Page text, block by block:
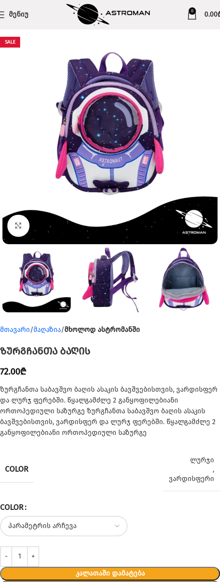
ᲛᲔᲜᲘᲣ 0 0.00
SALE
Click to enlarge
მთავარი მაღაზია მხოლოდ ასტრომანში
ზურგჩანთა ბაღის
72.00₾
ზურგჩანთა საბავშვო ბაღის ასაკის ბავშვებისთვის, ვარდისფერ
და ლურჯ ფერებში. წყალგამძლე 2 განყოფილებიანი
ორთოპედიული საზურგე ზურგჩანთა საბავშვო ბაღის ასაკის
ბავშვებისთვის, ვარდისფერ და ლურჯ ფერებში. წყალგამძლე 2
განყოფილებიანი ორთოპედიული საზურგე
COLOR
ლურჯი
,
ვარდისფერი
COLOR
ᲙᲐᲚᲐᲗᲐᲨᲘ ᲓᲐᲛᲐᲢᲔᲑᲐ